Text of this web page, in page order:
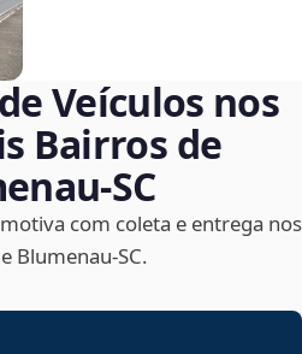
Veículos nos
Bairros de
com coleta e entrega nos
Blumenau‑SC.